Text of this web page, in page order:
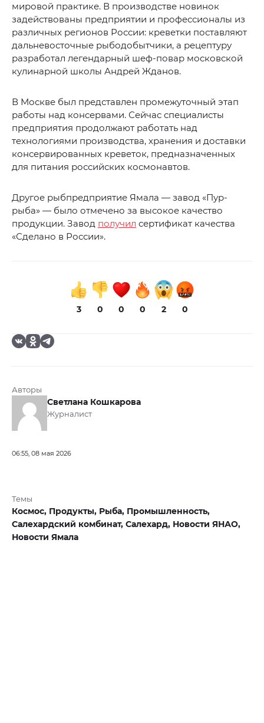
мировой практике. В производстве новинок
задействованы предприятии и профессионалы из
различных регионов России: креветки поставляют
дальневосточные рыбодобытчики, а рецептуру
разработал легендарный шеф-повар московской
кулинарной школы Андрей Жданов.
В Москве был представлен промежуточный этап
работы над консервами. Сейчас специалисты
предприятия продолжают работать над
технологиями производства, хранения и доставки
консервированных креветок, предназначенных
для питания российских космонавтов.
Другое рыбпредприятие Ямала — завод «Пур-
рыба» — было отмечено за высокое качество
продукции. Завод получил сертификат качества
«Сделано в России».
3 0 0 0 2 0
Авторы
Светлана Кошкарова
Журналист
06:55, 08 мая 2026
Темы
Космос, Продукты, Рыба, Промышленность,
Салехардский комбинат, Салехард, Новости ЯНАО,
Новости Ямала